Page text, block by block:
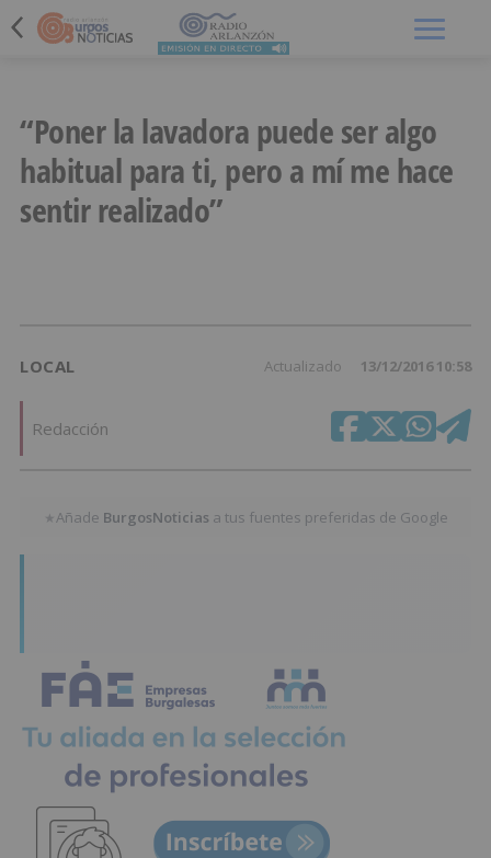
“Poner la lavadora puede ser algo
habitual para ti, pero a mí me hace
sentir realizado”
LOCAL Actualizado 13/12/2016 10:58
Redacción
★Añade BurgosNoticias a tus fuentes preferidas de Google